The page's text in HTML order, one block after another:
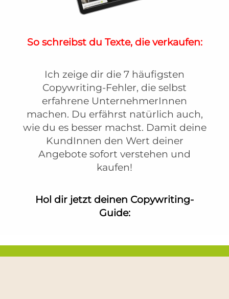
So schreibst du Texte, die verkaufen:
Ich zeige dir die 7 häufigsten
Copywriting-Fehler, die selbst
erfahrene UnternehmerInnen
machen. Du erfährst natürlich auch,
wie du es besser machst. Damit deine
KundInnen den Wert deiner
Angebote sofort verstehen und
kaufen!
Hol dir jetzt deinen Copywriting-
Guide: